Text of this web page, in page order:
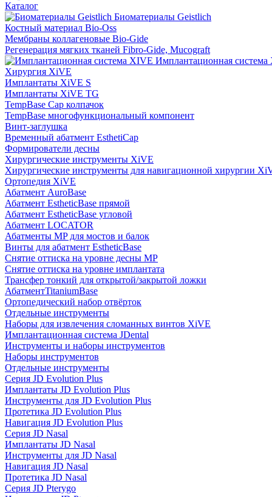
Каталог
Биоматериалы Geistlich
Костный материал Bio-Oss
Мембраны коллагеновые Bio-Gide
Регенерация мягких тканей Fibro-Gide, Mucograft
Имплантационная
Хирургия XiVE
Имплантаты XiVE S
Имплантаты XiVE TG
TempBase Cap колпачок
TempBase многофункциональный компонент
Винт-заглушка
Временный абатмент EsthetiCap
Формирователи десны
Хирургические инструменты XiVE
Хирургические инструменты для навигационной хирургии
Ортопедия XiVE
Абатмент AuroBase
Абатмент EstheticBase прямой
Абатмент EstheticBase угловой
Абатмент LOCATOR
Абатменты MP для мостов и балок
Винты для абатмент EstheticBase
Снятие оттиска на уровне десны MP
Снятие оттиска на уровне имплантата
Трансфер тонкий для открытой/закрытой ложки
АбатментTitaniumBase
Ортопедический набор отвёрток
Отдельные инструменты
Наборы для извлечения сломанных винтов XiVE
Имплантационная система JDental
Инструменты и наборы инструментов
Наборы инструментов
Отдельные инструменты
Серия JD Evolution Plus
Имплантаты JD Evolution Plus
Инструменты для JD Evolution Plus
Протетика JD Evolution Plus
Навигация JD Evolution Plus
Серия JD Nasal
Имплантаты JD Nasal
Инструменты для JD Nasal
Навигация JD Nasal
Протетика JD Nasal
Серия JD Pterygo